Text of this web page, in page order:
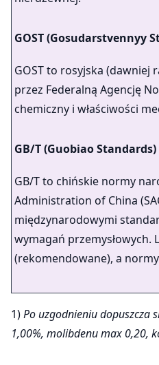
GOST (Gosudarstvennyy
GOST to rosyjska (dawniej
przez Federalną Agencję
chemiczny i właściwości
GB/T (Guobiao Standards)
GB/T to chińskie normy
Administration of China
międzynarodowymi
wymagań przemysłowych.
(rekomendowane), a
1)Po uzgodnieniu dopuszcza
1,00%, molibdenu max 0,20,